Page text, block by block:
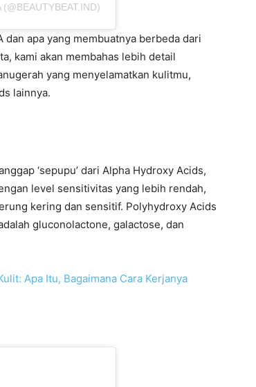
apa yang membuatnya berbeda dari
kami akan membahas lebih detail
yang menyelamatkan kulitmu,
lainnya.
‘sepupu’ dari Alpha Hydroxy Acids,
level sensitivitas yang lebih rendah,
kering dan sensitif. Polyhydroxy Acids
gluconolactone, galactose, dan
Apa Itu, Bagaimana Cara Kerjanya